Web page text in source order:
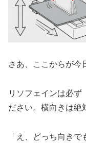
さあ、ここからが今
リソフェインは必ず
ださい。横向きは絶
「え、どっち向き